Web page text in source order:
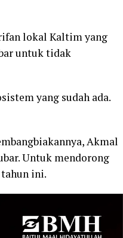
lokal Kaltim yang
untuk tidak
yang sudah ada.
Akmal
Untuk mendorong
tahun ini.